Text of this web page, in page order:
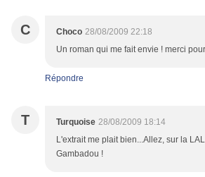
C Choco 28/08/2009 22:18
Un roman qui me fait envie ! merci
Répondre
T Turquoise 28/08/2009 18:14
L'extrait me plait bien...Allez, sur la
Gambadou !